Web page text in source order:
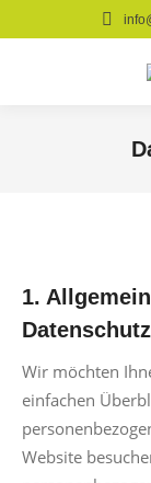
1.
Datenschutz
Wir möchten
einfachen
Website